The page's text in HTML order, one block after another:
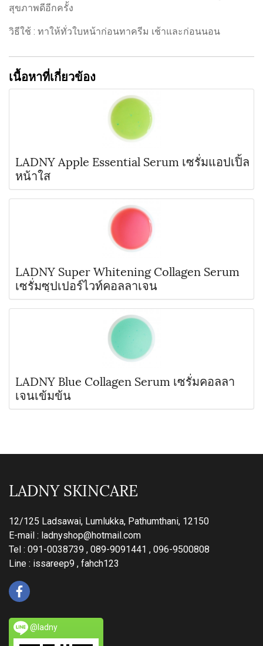
สุขภาพดีอีกครั้ง
วิธีใช้ : ทาให้ทั่วใบหน้าก่อนทาครีม เช้าและก่อนนอน
เนื้อหาที่เกี่ยวข้อง
LADNY Apple Essential Serum เซรั่มแอปเปิ้ล
หน้าใส
LADNY Super Whitening Collagen Serum
เซรั่มซุปเปอร์ไวท์คอลลาเจน
LADNY Blue Collagen Serum เซรั่มคอลลา
เจนเข้มข้น
LADNY SKINCARE
12/125 Ladsawai, Lumlukka, Pathumthani, 12150
E-mail : ladnyshop@hotmail.com
Tel : 091-0038739 , 089-9091441 , 096-9500808
Line : issareep9 , fahch123
@ladny